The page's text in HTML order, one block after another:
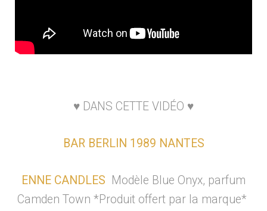
♥︎ DANS CETTE VIDÉO ♥︎
BAR BERLIN 1989 NANTES
ENNE CANDLES
Modèle Blue Onyx, parfum
Camden Town *Produit offert par la marque*